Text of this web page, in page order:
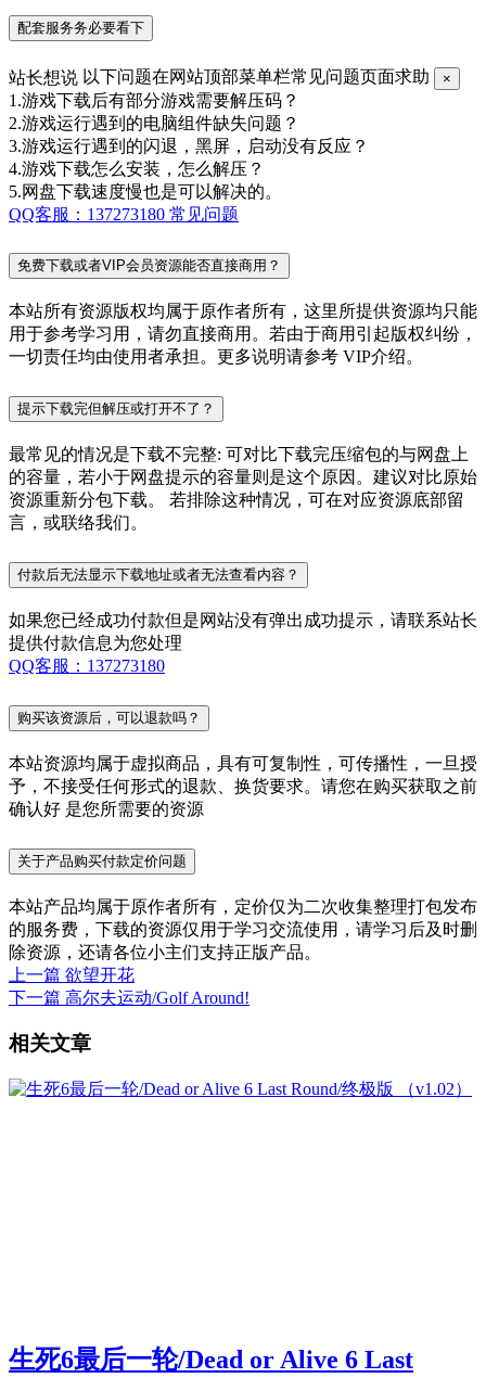
配套服务务必要看下
站长想说 以下问题在网站顶部菜单栏常见问题页面求助 ×
1.游戏下载后有部分游戏需要解压码？
2.游戏运行遇到的电脑组件缺失问题？
3.游戏运行遇到的闪退，黑屏，启动没有反应？
4.游戏下载怎么安装，怎么解压？
5.网盘下载速度慢也是可以解决的。
QQ客服：137273180 常见问题
免费下载或者VIP会员资源能否直接商用？
本站所有资源版权均属于原作者所有，这里所提供资源均只能
用于参考学习用，请勿直接商用。若由于商用引起版权纠纷，
一切责任均由使用者承担。更多说明请参考 VIP介绍。
提示下载完但解压或打开不了？
最常见的情况是下载不完整: 可对比下载完压缩包的与网盘上
的容量，若小于网盘提示的容量则是这个原因。建议对比原始
资源重新分包下载。 若排除这种情况，可在对应资源底部留
言，或联络我们。
付款后无法显示下载地址或者无法查看内容？
如果您已经成功付款但是网站没有弹出成功提示，请联系站长
提供付款信息为您处理
QQ客服：137273180
购买该资源后，可以退款吗？
本站资源均属于虚拟商品，具有可复制性，可传播性，一旦授
予，不接受任何形式的退款、换货要求。请您在购买获取之前
确认好 是您所需要的资源
关于产品购买付款定价问题
本站产品均属于原作者所有，定价仅为二次收集整理打包发布
的服务费，下载的资源仅用于学习交流使用，请学习后及时删
除资源，还请各位小主们支持正版产品。
上一篇 欲望开花
下一篇 高尔夫运动/Golf Around!
相关文章
生死6最后一轮/Dead or Alive 6 Last